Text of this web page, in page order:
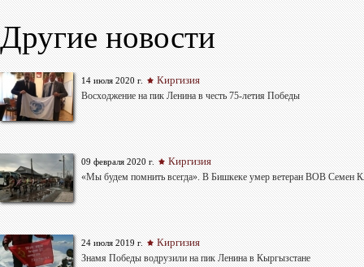
Другие новости
14 июля 2020 г. Киргизия
Восходжение на пик Ленина в честь 75-летия Победы
09 февраля 2020 г. Киргизия
«Мы будем помнить всегда». В Бишкеке умер ветеран ВОВ Семен
24 июля 2019 г. Киргизия
Знамя Победы водрузили на пик Ленина в Кыргызстане